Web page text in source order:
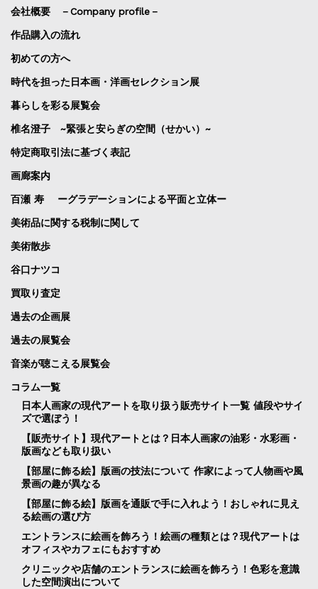
会社概要 －Company profile－
作品購入の流れ
初めての方へ
時代を担った日本画・洋画セレクション展
暮らしを彩る展覧会
椎名澄子 ~緊張と安らぎの空間（せかい）~
特定商取引法に基づく表記
画廊案内
百瀬 寿 ーグラデーションによる平面と立体ー
美術品に関する税制に関して
美術散歩
谷口ナツコ
買取り査定
過去の企画展
過去の展覧会
音楽が聴こえる展覧会
コラム一覧
日本人画家の現代アートを取り扱う販売サイト一覧 値段やサイ
ズで選ぼう！
【販売サイト】現代アートとは？日本人画家の油彩・水彩画・
版画なども取り扱い
【部屋に飾る絵】版画の技法について 作家によって人物画や風
景画の趣が異なる
【部屋に飾る絵】版画を通販で手に入れよう！おしゃれに見え
る絵画の選び方
エントランスに絵画を飾ろう！絵画の種類とは？現代アートは
オフィスやカフェにもおすすめ
クリニックや店舗のエントランスに絵画を飾ろう！色彩を意識
した空間演出について